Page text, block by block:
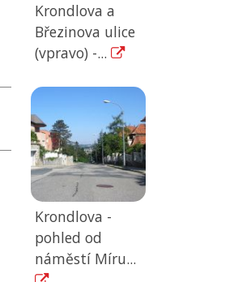
Krondlova a
Březinova ulice
(vpravo) -...
Krondlova -
pohled od
náměstí Míru...